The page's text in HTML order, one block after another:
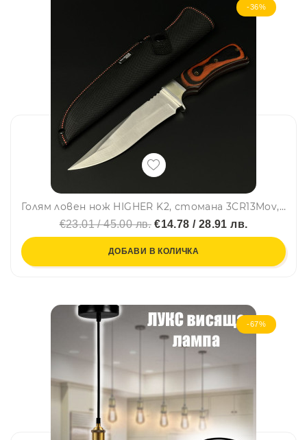
-36%
Голям ловен нож HIGHER K2, стомана 3CR13Mov, текстилно-карбонова кания
€23.01 / 45.00 лв.€14.78 / 28.91 лв.
ДОБАВИ В КОЛИЧКА
-67%